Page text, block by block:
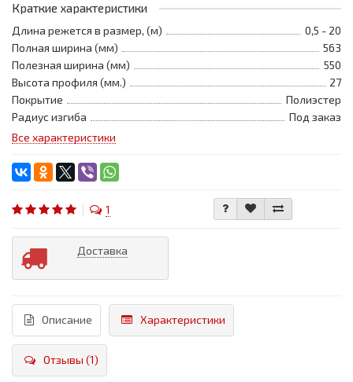
Краткие характеристики
Длина режется в размер, (м)
0,5 - 20
Полная ширина (мм)
563
Полезная ширина (мм)
550
Высота профиля (мм.)
27
Покрытие
Полиэстер
Радиус изгиба
Под заказ
Все характеристики
1
Доставка
Описание Характеристики
Отзывы (1)